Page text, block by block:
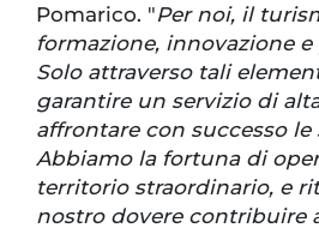
Pomarico. "Per noi, il
formazione, innovazione e
Solo attraverso tali
garantire un servizio di
affrontare con successo
Abbiamo la fortuna di
territorio straordinario, e
nostro dovere contribuire